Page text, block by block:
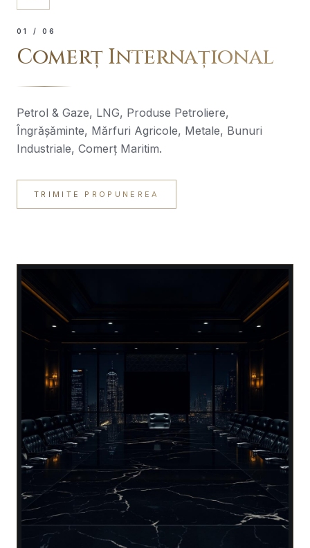
01 / 06
Comerț Internațional
Petrol & Gaze, LNG, Produse Petroliere,
Îngrășăminte, Mărfuri Agricole, Metale, Bunuri
Industriale, Comerț Maritim.
TRIMITE PROPUNEREA